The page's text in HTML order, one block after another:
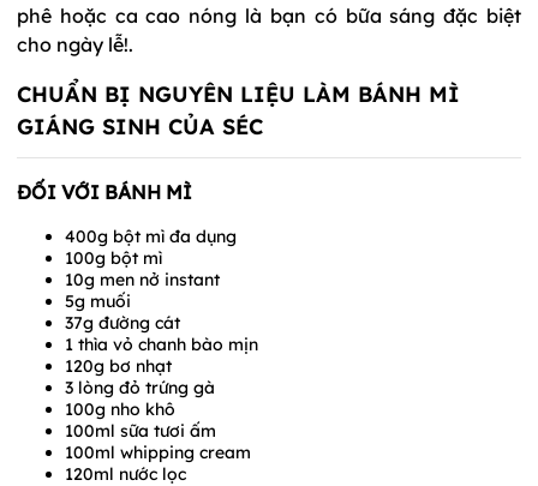
phê hoặc ca cao nóng là bạn có bữa sáng đặc biệt
cho ngày lễ!.
CHUẨN BỊ NGUYÊN LIỆU LÀM BÁNH MÌ
GIÁNG SINH CỦA SÉC
ĐỐI VỚI BÁNH MÌ
400g bột mì đa dụng
100g bột mì
10g men nở instant
5g muối
37g đường cát
1 thìa vỏ chanh bào mịn
120g bơ nhạt
3 lòng đỏ trứng gà
100g nho khô
100ml sữa tươi ấm
100ml whipping cream
120ml nước lọc